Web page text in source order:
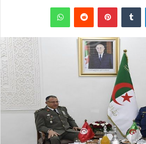
لينكدإن بينتيريست واتساب